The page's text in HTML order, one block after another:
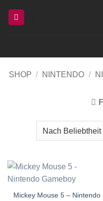
Inhalt
SHOP / NINTENDO /
Mickey Mouse 5 – Nintendo